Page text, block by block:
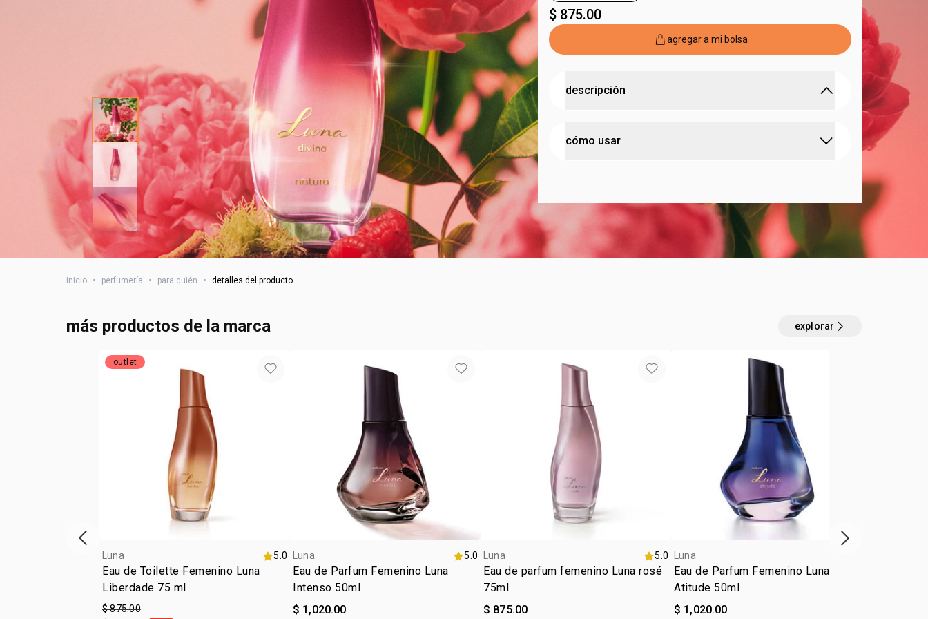
$ 875.00
agregar a mi bolsa
descripción
la mujer.
•contienepriprioca, ingrediente de la biodiversidad brasileña
perfumación distintiva para mujeres que abrazan sus
diferentes versiones.
cómo usar
inicio • perfumería • para quién • detalles del producto
más productos de la marca explorar
outlet
Luna 5.0
Eau de Toilette Femenino Luna
Liberdade 75 ml
$ 875.00
Luna 5.0
Eau de Parfum Femenino Luna
Intenso 50ml
$ 1,020.00
Luna 5.0
Eau de parfum femenino Luna rosé
75ml
$ 875.00
Luna
Eau de Parfum Femenino Luna
Atitude 50ml
$ 1,020.00
ítem anterior próximo item